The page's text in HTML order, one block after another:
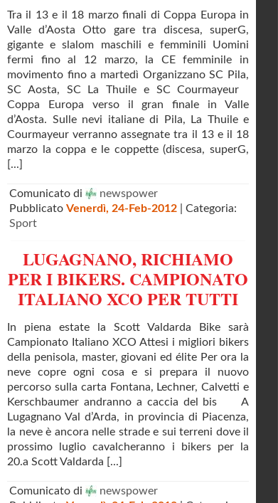
Tra il 13 e il 18 marzo finali di Coppa Europa in
Valle d’Aosta Otto gare tra discesa, superG,
gigante e slalom maschili e femminili Uomini
fermi fino al 12 marzo, la CE femminile in
movimento fino a martedì Organizzano SC Pila,
SC Aosta, SC La Thuile e SC Courmayeur
Coppa Europa verso il gran finale in Valle
d’Aosta. Sulle nevi italiane di Pila, La Thuile e
Courmayeur verranno assegnate tra il 13 e il 18
marzo la coppa e le coppette (discesa, superG,
[...]
Comunicato di
newspower
Pubblicato Venerdì, 24-Feb-2012 | Categoria:
Sport
LUGAGNANO, RICHIAMO
PER I BIKERS. CAMPIONATO
ITALIANO XCO PER TUTTI
In piena estate la Scott Valdarda Bike sarà
Campionato Italiano XCO Attesi i migliori bikers
della penisola, master, giovani ed élite Per ora la
neve copre ogni cosa e si prepara il nuovo
percorso sulla carta Fontana, Lechner, Calvetti e
Kerschbaumer andranno a caccia del bis A
Lugagnano Val d’Arda, in provincia di Piacenza,
la neve è ancora nelle strade e sui terreni dove il
prossimo luglio cavalcheranno i bikers per la
20.a Scott Valdarda [...]
Comunicato di
newspower